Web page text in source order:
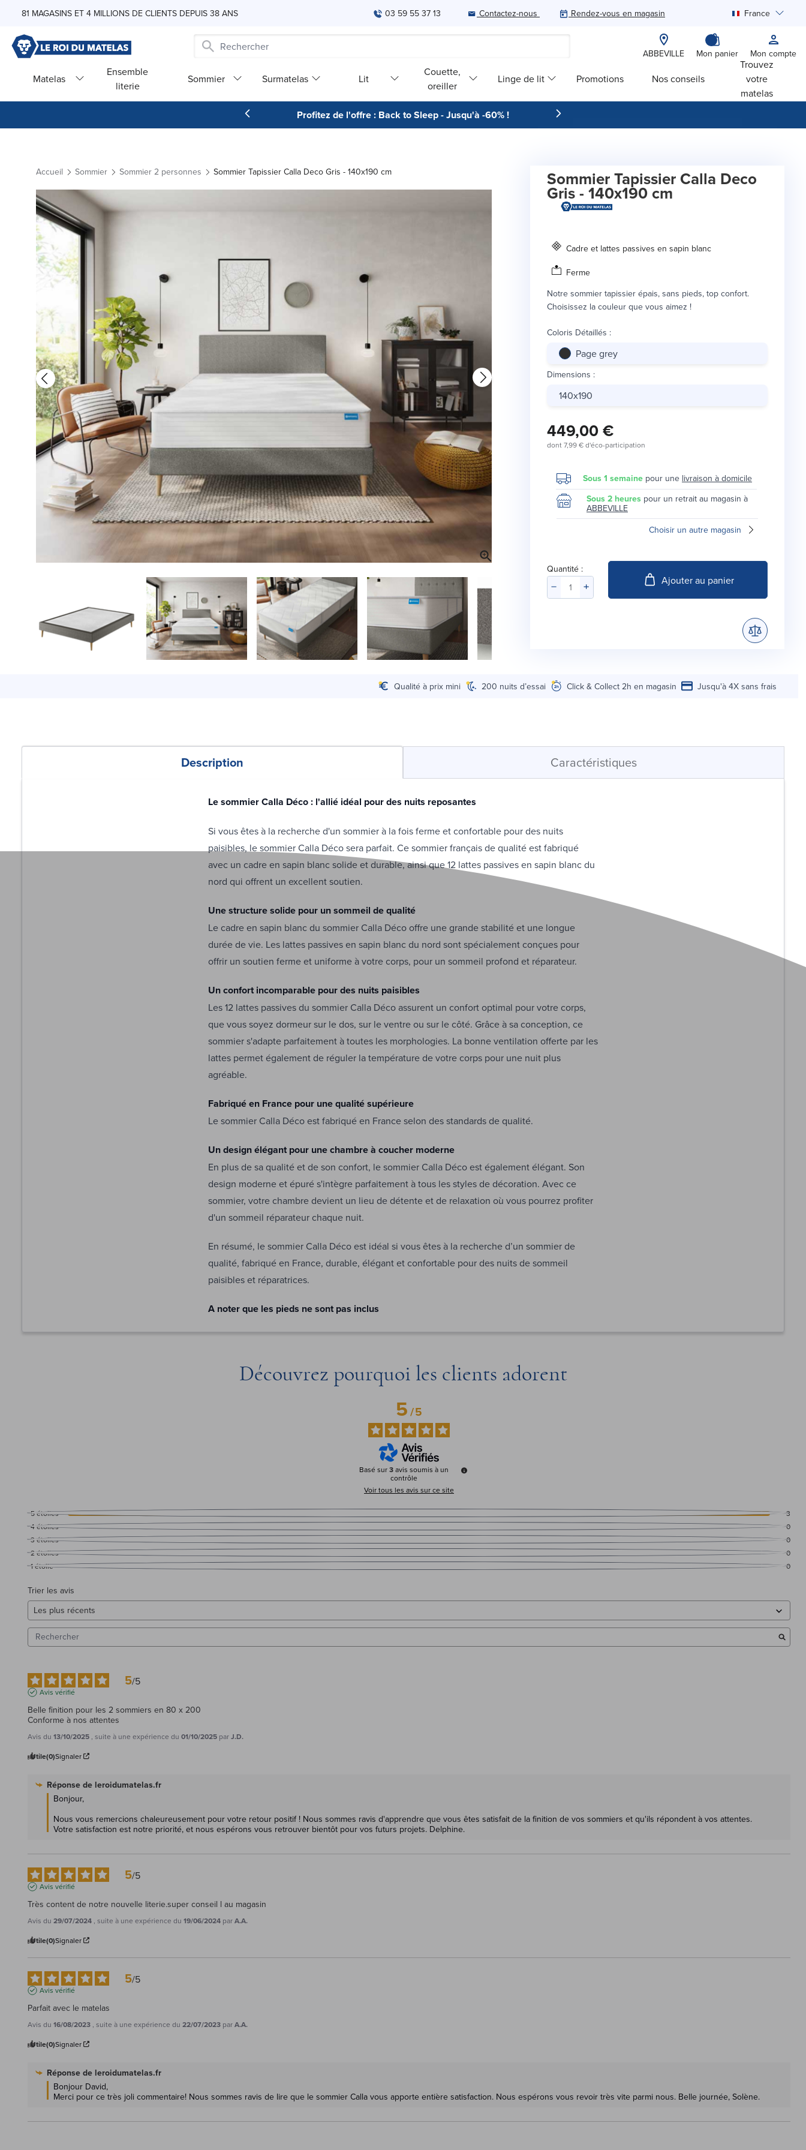
81 MAGASINS ET 4 MILLIONS DE CLIENTS DEPUIS 38 ANS 03 59 55 37 13 Contactez-nous Rendez-vous en magasin France
ABBEVILLE Mon panier Mon compte
Matelas
Ensemble
literie
Sommier Surmatelas Lit
Couette,
oreiller
Linge de lit Promotions Nos conseils
Trouvez
votre
matelas
Profitez de l'offre : Back to Sleep - Jusqu'à -60% !
Accueil Sommier Sommier 2 personnes Sommier Tapissier Calla Deco Gris - 140x190 cm Sommier Tapissier Calla Deco
Gris - 140x190 cm
Cadre et lattes passives en sapin blanc
Ferme
Notre sommier tapissier épais, sans pieds, top confort.
Choisissez la couleur que vous aimez !
Coloris Détaillés :
Page grey
Dimensions :
140x190
449,00 €
dont7,99 €d'éco-participation
Sous 1 semaine pour une livraison à domicile
Sous 2 heures pour un retrait au magasin à
ABBEVILLE
Choisir un autre magasin
Quantité :
Ajouter au panier
Qualité à prix mini 200 nuits d’essai Click & Collect 2h en magasin Jusqu'à 4X sans frais
Description Caractéristiques
Le sommier Calla Déco : l'allié idéal pour des nuits reposantes
Si vous êtes à la recherche d'un sommier à la fois ferme et confortable pour des nuits
paisibles, le sommier Calla Déco sera parfait. Ce sommier français de qualité est fabriqué
avec un cadre en sapin blanc solide et durable, ainsi que 12 lattes passives en sapin blanc du
nord qui offrent un excellent soutien.
Une structure solide pour un sommeil de qualité
Le cadre en sapin blanc du sommier Calla Déco offre une grande stabilité et une longue
durée de vie. Les lattes passives en sapin blanc du nord sont spécialement conçues pour
offrir un soutien ferme et uniforme à votre corps, pour un sommeil profond et réparateur.
Un confort incomparable pour des nuits paisibles
Les 12 lattes passives du sommier Calla Déco assurent un confort optimal pour votre corps,
que vous soyez dormeur sur le dos, sur le ventre ou sur le côté. Grâce à sa conception, ce
sommier s'adapte parfaitement à toutes les morphologies. La bonne ventilation offerte par les
lattes permet également de réguler la température de votre corps pour une nuit plus
agréable.
Fabriqué en France pour une qualité supérieure
Le sommier Calla Déco est fabriqué en France selon des standards de qualité.
Un design élégant pour une chambre à coucher moderne
En plus de sa qualité et de son confort, le sommier Calla Déco est également élégant. Son
design moderne et épuré s'intègre parfaitement à tous les styles de décoration. Avec ce
sommier, votre chambre devient un lieu de détente et de relaxation où vous pourrez profiter
d'un sommeil réparateur chaque nuit.
En résumé, le sommier Calla Déco est idéal si vous êtes à la recherche d’un sommier de
qualité, fabriqué en France, durable, élégant et confortable pour des nuits de sommeil
paisibles et réparatrices.
A noter que les pieds ne sont pas inclus
Découvrez pourquoi les clients adorent
5/5
Basé sur3 avis soumis à un
contrôle
Voir tous les avis sur ce site
5étoiles
3
4étoiles
0
3 étoiles
0
2 étoiles
0
1étoile 0
Trier les avis
5/5
Avis vérifié
Belle finition pour les 2 sommiers en 80 x 200
Conforme à nos attentes
Avis du 13/10/2025 , suite à une expérience du 01/10/2025 parJ.D.
Utile(0)Signaler
Réponse de leroidumatelas.fr
Bonjour,
Nous vous remercions chaleureusement pour votre retour positif ! Nous sommes ravis d'apprendre que vous êtes satisfait de la finition de vos sommiers et qu'ils répondent à vos attentes.
Votre satisfaction est notre priorité, et nous espérons vous retrouver bientôt pour vos futurs projets. Delphine.
5/5
Avis vérifié
Très content de notre nouvelle literie.super conseil l au magasin
Avis du 29/07/2024 , suite à une expérience du 19/06/2024 parA.A.
Utile(0)Signaler
5/5
Avis vérifié
Parfait avec le matelas
Avis du 16/08/2023 , suite à une expérience du 22/07/2023 parA.A.
Utile(0)Signaler
Réponse de leroidumatelas.fr
Bonjour David,
Merci pour ce très joli commentaire! Nous sommes ravis de lire que le sommier Calla vous apporte entière satisfaction. Nous espérons vous revoir très vite parmi nous. Belle journée, Solène.